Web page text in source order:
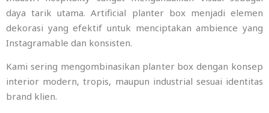
daya tarik utama. Artificial planter box menjadi elemen
dekorasi yang efektif untuk menciptakan ambience yang
Instagramable dan konsisten.
Kami sering mengombinasikan planter box dengan konsep
interior modern, tropis, maupun industrial sesuai identitas
brand klien.